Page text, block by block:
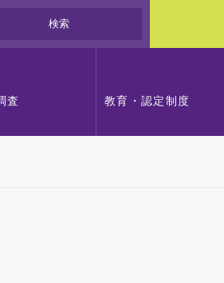
検索
査 教育・認定制度